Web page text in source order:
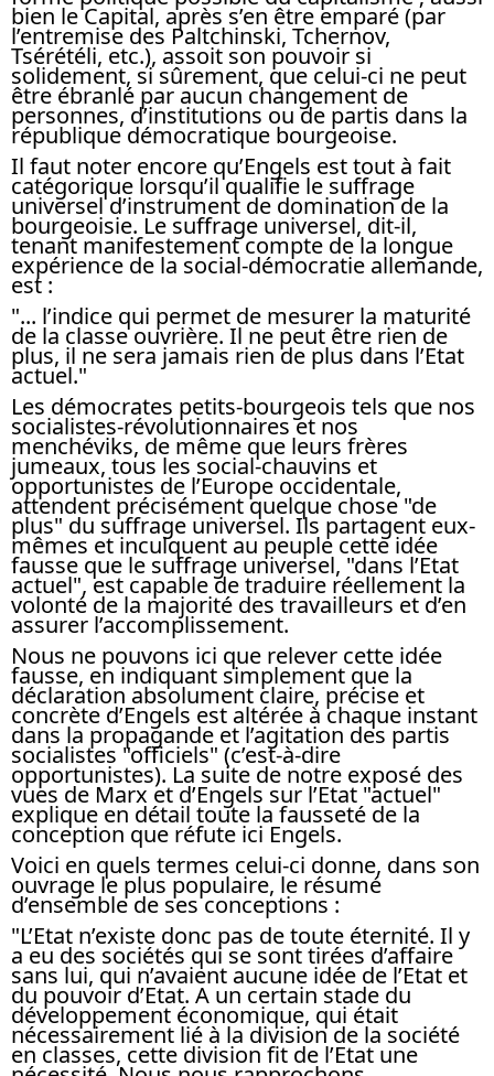
bien le Capital, après s’en être emparé (par
l’entremise des Paltchinski, Tchernov,
Tsérétéli, etc.), assoit son pouvoir si
solidement, si sûrement, que celui-ci ne peut
être ébranlé par aucun changement de
personnes, d’institutions ou de partis dans la
république démocratique bourgeoise.
Il faut noter encore qu’Engels est tout à fait
catégorique lorsqu’il qualifie le suffrage
universel d’instrument de domination de la
bourgeoisie. Le suffrage universel, dit-il,
tenant manifestement compte de la longue
expérience de la social-démocratie allemande,
est :
"... l’indice qui permet de mesurer la maturité
de la classe ouvrière. Il ne peut être rien de
plus, il ne sera jamais rien de plus dans l’Etat
actuel."
Les démocrates petits-bourgeois tels que nos
socialistes-révolutionnaires et nos
menchéviks, de même que leurs frères
jumeaux, tous les social-chauvins et
opportunistes de l’Europe occidentale,
attendent précisément quelque chose "de
plus" du suffrage universel. Ils partagent eux-
mêmes et inculquent au peuple cette idée
fausse que le suffrage universel, "dans l’Etat
actuel", est capable de traduire réellement la
volonté de la majorité des travailleurs et d’en
assurer l’accomplissement.
Nous ne pouvons ici que relever cette idée
fausse, en indiquant simplement que la
déclaration absolument claire, précise et
concrète d’Engels est altérée à chaque instant
dans la propagande et l’agitation des partis
socialistes "officiels" (c’est-à-dire
opportunistes). La suite de notre exposé des
vues de Marx et d’Engels sur l’Etat "actuel"
explique en détail toute la fausseté de la
conception que réfute ici Engels.
Voici en quels termes celui-ci donne, dans son
ouvrage le plus populaire, le résumé
d’ensemble de ses conceptions :
"L’Etat n’existe donc pas de toute éternité. Il y
a eu des sociétés qui se sont tirées d’affaire
sans lui, qui n’avaient aucune idée de l’Etat et
du pouvoir d’Etat. A un certain stade du
développement économique, qui était
nécessairement lié à la division de la société
en classes, cette division fit de l’Etat une